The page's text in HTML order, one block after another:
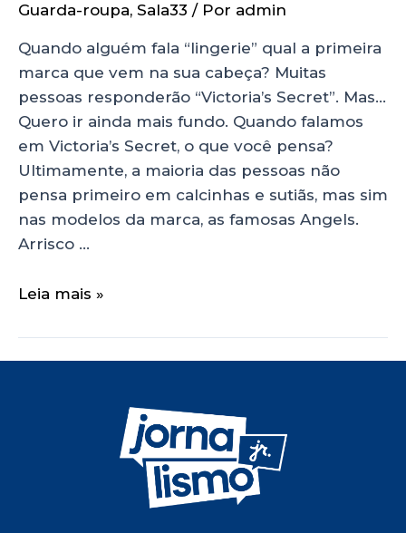
Guarda-roupa, Sala33 / Por admin
Quando alguém fala “lingerie” qual a primeira
marca que vem na sua cabeça? Muitas
pessoas responderão “Victoria’s Secret”. Mas…
Quero ir ainda mais fundo. Quando falamos
em Victoria’s Secret, o que você pensa?
Ultimamente, a maioria das pessoas não
pensa primeiro em calcinhas e sutiãs, mas sim
nas modelos da marca, as famosas Angels.
Arrisco …
Leia mais »